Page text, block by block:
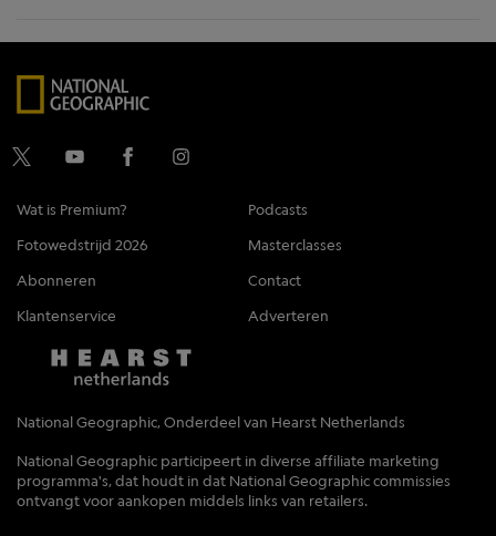
Wat is Premium?
Podcasts
Fotowedstrijd 2026
Masterclasses
Abonneren
Contact
Klantenservice
Adverteren
National Geographic, Onderdeel van Hearst Netherlands
National Geographic participeert in diverse affiliate marketing
programma's, dat houdt in dat National Geographic commissies
ontvangt voor aankopen middels links van retailers.